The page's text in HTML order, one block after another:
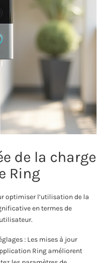
de la charge
Ring
optimiser l’utilisation de la
en termes de
: Les mises à jour
Ring améliorent